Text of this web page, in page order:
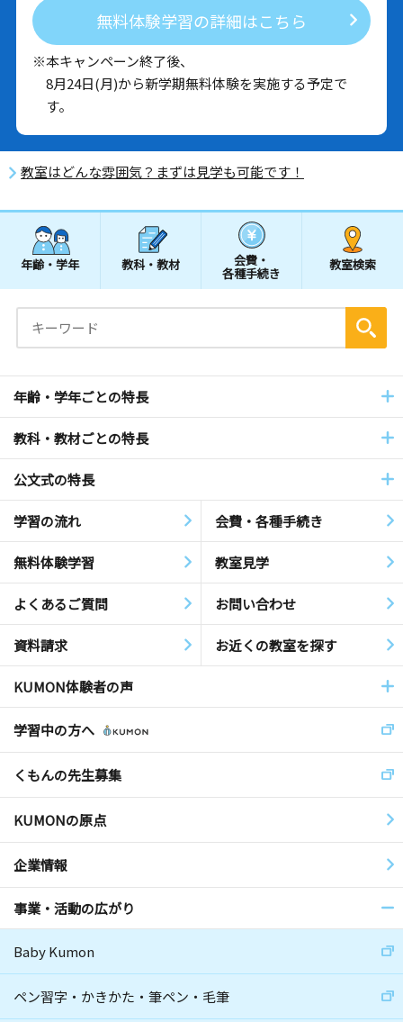
無料体験学習の詳細はこちら
※本キャンペーン終了後、
8月24日(月)から新学期無料体験を実施する予定で
す。
教室はどんな雰囲気？まずは見学も可能です！
年齢・学年 教科・教材 会費・
各種手続き
教室検索
年齢・学年ごとの特長
教科・教材ごとの特長
公文式の特長
学習の流れ 会費・各種手続き
無料体験学習 教室見学
よくあるご質問 お問い合わせ
資料請求 お近くの教室を探す
KUMON体験者の声
学習中の方へ
くもんの先生募集
KUMONの原点
企業情報
事業・活動の広がり
Baby Kumon
ペン習字・かきかた・筆ペン・毛筆